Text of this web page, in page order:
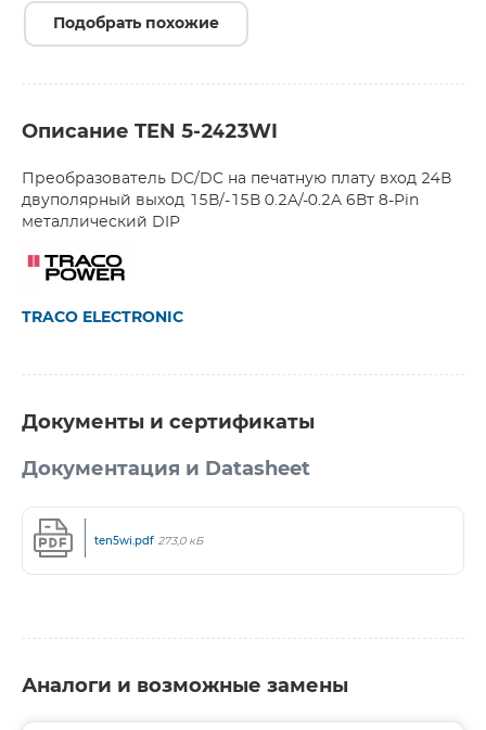
Подобрать похожие
Описание TEN 5-2423WI
Преобразователь DC/DC на печатную плату вход 24В
двуполярный выход 15В/-15В 0.2A/-0.2A 6Вт 8-Pin
металлический DIP
TRACO ELECTRONIC
Документы и сертификаты
Документация и Datasheet
ten5wi.pdf 273,0 кБ
Аналоги и возможные замены